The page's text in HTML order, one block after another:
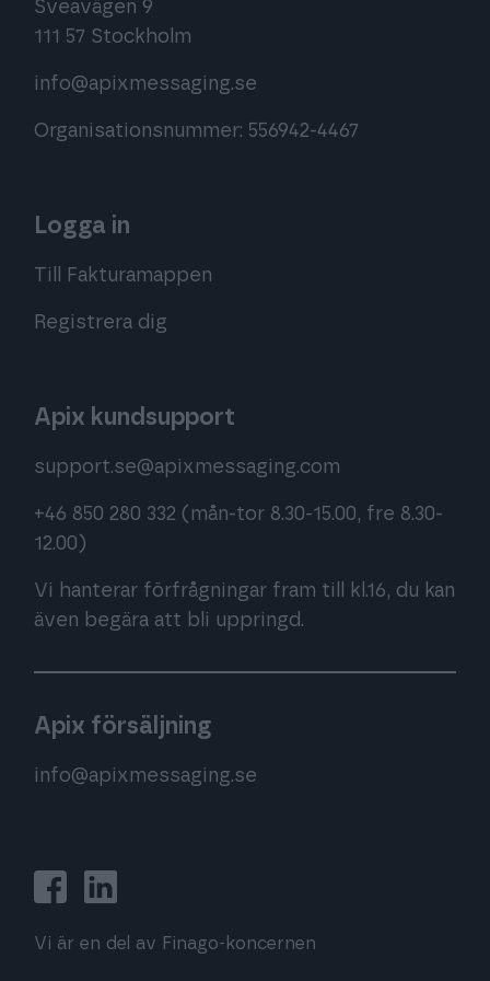
Sveavägen 9
111 57 Stockholm
info@apixmessaging.se
Organisationsnummer: 556942-4467
Logga in
Till Fakturamappen
Registrera dig
Apix kundsupport
support.se@apixmessaging.com
+46 850 280 332 (mån-tor 8.30-15.00, fre 8.30-
12.00)
Vi hanterar förfrågningar fram till kl.16, du kan
även begära att bli uppringd.
Apix försäljning
info@apixmessaging.se
Vi är en del av Finago-koncernen